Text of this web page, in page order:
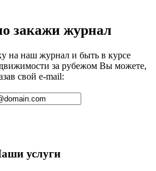
закажи журнал
на наш журнал и быть в курсе
за рубежом Вы можете,
свой e-mail:
услуги